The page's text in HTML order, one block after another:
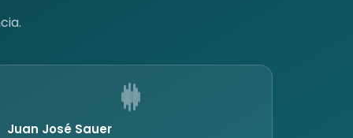
Juan José Sauer